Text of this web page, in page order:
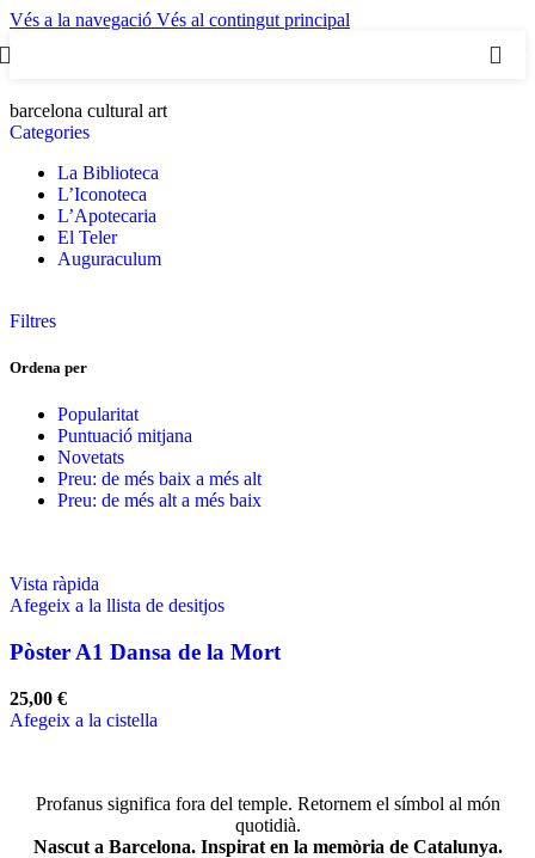
Vés a la navegació Vés al contingut principal
barcelona cultural art
Categories
La Biblioteca
L’Iconoteca
L’Apotecaria
El Teler
Auguraculum
Filtres
Ordena per
Popularitat
Puntuació mitjana
Novetats
Preu: de més baix a més alt
Preu: de més alt a més baix
Vista ràpida
Afegeix a la llista de desitjos
Pòster A1 Dansa de la Mort
25,00 €
Afegeix a la cistella
Profanus significa fora del temple. Retornem el símbol al món
quotidià.
Nascut a Barcelona. Inspirat en la memòria de Catalunya.